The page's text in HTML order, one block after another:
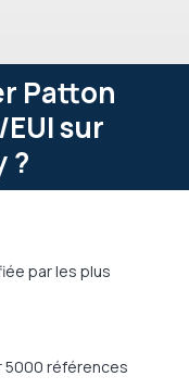
Patton
sur
?
par les plus
5000 références